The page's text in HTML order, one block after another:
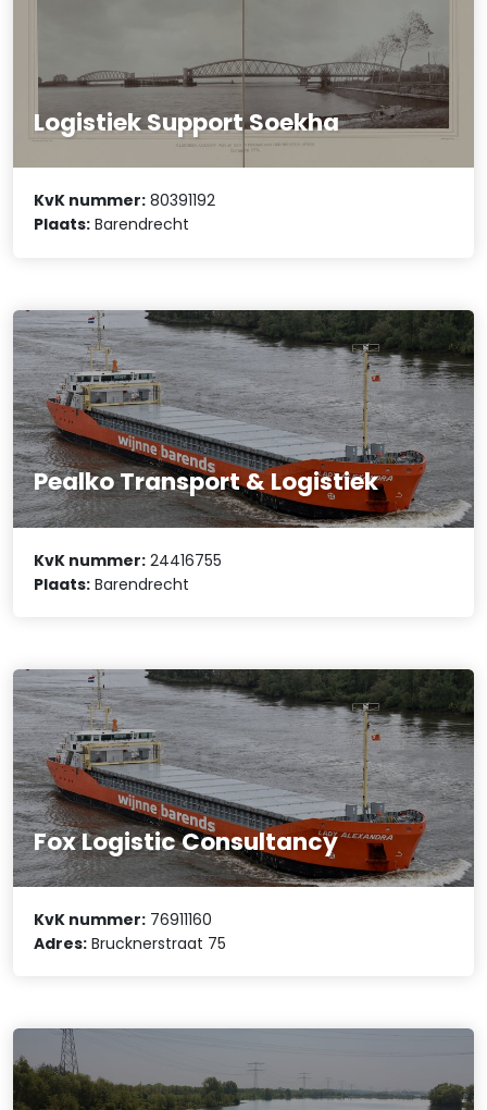
Logistiek Support Soekha
KvK nummer: 80391192
Plaats: Barendrecht
Pealko Transport & Logistiek
KvK nummer: 24416755
Plaats: Barendrecht
Fox Logistic Consultancy
KvK nummer: 76911160
Adres: Brucknerstraat 75